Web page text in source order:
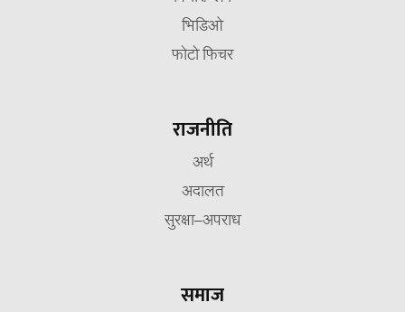
भिडिओ
फोटो फिचर
राजनीति
अर्थ
अदालत
सुरक्षा–अपराध
समाज